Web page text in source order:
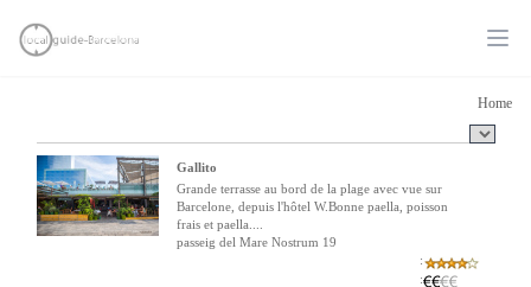
Home
Gallito
Grande terrasse au bord de la plage avec vue sur
Barcelone, depuis l'hôtel W.Bonne paella, poisson
frais et paella....
passeig del Mare Nostrum 19
:
: